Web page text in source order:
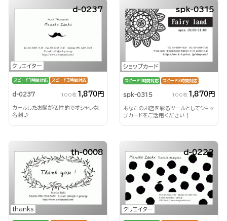
クリエイター
d-0237
スピード1時間対応 スピード3時間対応
d-0237 100枚 1,870円
カールしたお髭が個性的でオシャレな
名刺♪
ショップカード
spk-0315
スピード1時間対応 スピード3時間対応
spk-0315 100枚 1,870円
あなたのお店を彩るツールとしてショッ
プカードをご活用ください！
thanks
th-0008
クリエイター
d-0222